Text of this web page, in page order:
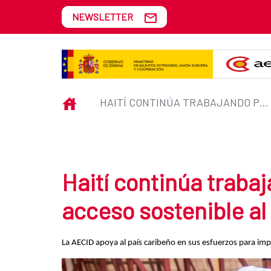
Skip to Main Content
Haití continúa trabajando para
NEWSLETTER
INICIO HAITÍ CONTINÚA TRABAJANDO PARA FOMENTAR EL ACCESO SOSTENIBLE AL AGUA
Haití continúa
acceso sostenible
La AECID apoya al país caribeño en sus esfuerzos para